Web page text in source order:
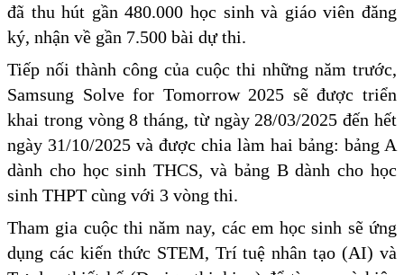
đã thu hút gần 480.000 học sinh và giáo viên đăng
ký, nhận về gần 7.500 bài dự thi.
Tiếp nối thành công của cuộc thi những năm trước,
Samsung Solve for Tomorrow 2025 sẽ được triển
khai trong vòng 8 tháng, từ ngày 28/03/2025 đến hết
ngày 31/10/2025 và được chia làm hai bảng: bảng A
dành cho học sinh THCS, và bảng B dành cho học
sinh THPT cùng với 3 vòng thi.
Tham gia cuộc thi năm nay, các em học sinh sẽ ứng
dụng các kiến thức STEM, Trí tuệ nhân tạo (AI) và